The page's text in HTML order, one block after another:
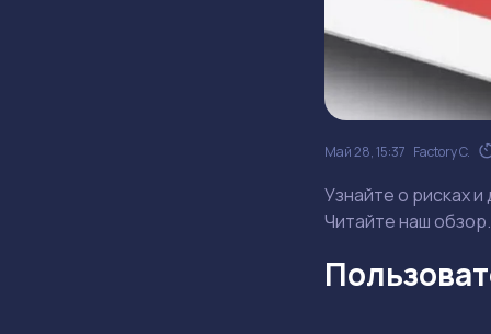
Май 28, 15:37 Factory C.
Узнайте о рисках
Читайте наш обзор.